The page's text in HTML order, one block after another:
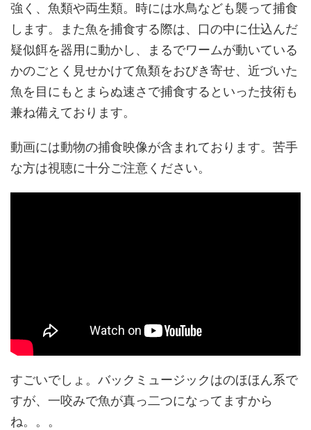
強く、魚類や両生類。時には水鳥なども襲って捕食
します。また魚を捕食する際は、口の中に仕込んだ
疑似餌を器用に動かし、まるでワームが動いている
かのごとく見せかけて魚類をおびき寄せ、近づいた
魚を目にもとまらぬ速さで捕食するといった技術も
兼ね備えております。
動画には動物の捕食映像が含まれております。苦手
な方は視聴に十分ご注意ください。
すごいでしょ。バックミュージックはのほほん系で
すが、一咬みで魚が真っ二つになってますから
ね。。。